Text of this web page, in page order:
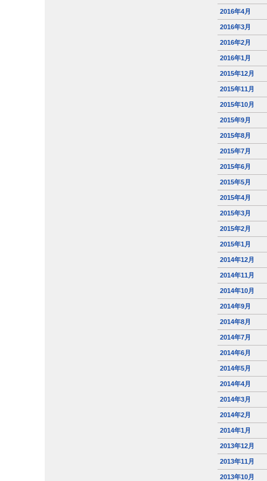
2016年4月
2016年3月
2016年2月
2016年1月
2015年12月
2015年11月
2015年10月
2015年9月
2015年8月
2015年7月
2015年6月
2015年5月
2015年4月
2015年3月
2015年2月
2015年1月
2014年12月
2014年11月
2014年10月
2014年9月
2014年8月
2014年7月
2014年6月
2014年5月
2014年4月
2014年3月
2014年2月
2014年1月
2013年12月
2013年11月
2013年10月